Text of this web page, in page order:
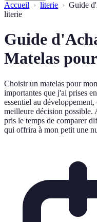
Accueil literie
Guide
literie
Guide
Matelas
Choisir un matelas pour
importantes que j'ai prises
essentiel au
meilleure décision possible.
pris le temps de comparer
qui offrira à mon petit une